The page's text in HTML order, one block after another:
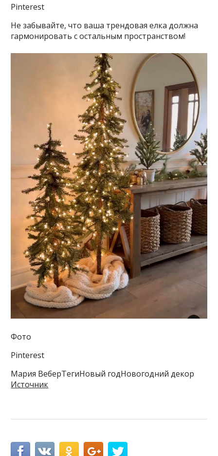
Pinterest
Не забывайте, что ваша трендовая елка должна
гармонировать с остальным пространством!
Фото
Pinterest
Мария ВеберТегиНовый годНовогодний декор
Источник